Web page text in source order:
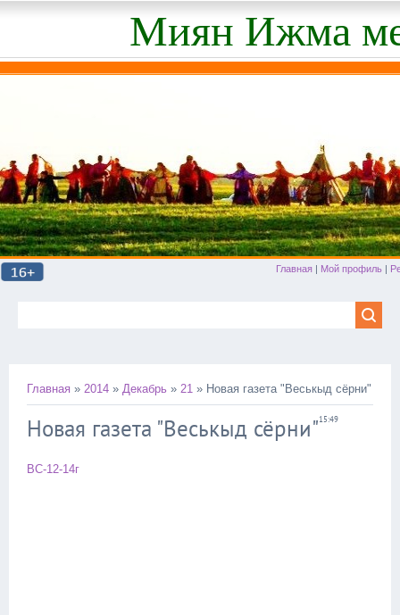
Миян Ижма
Главная | Мой профиль |
Главная » 2014 » Декабрь » 21 » Новая газета "Веськыд сёрни"
15:49
Новая газета "Веськыд сёрни"
ВС-12-14г